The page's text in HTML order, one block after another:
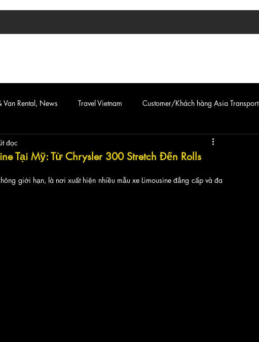
Van Rental, News Travel Vietnam Customer/Khách hàng Asia Transport
Tại Mỹ: Từ Chrysler 300 Stretch Đến Rolls
đọc
giới hạn, là nơi xuất hiện nhiều mẫu xe Limousine đẳng cấp và đa